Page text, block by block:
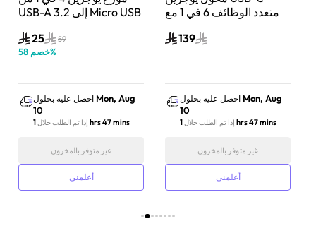
USB-A 3.2 إلى Micro USB
50985
25 59
خصم 58 %
احصل عليه بحلول Mon, Aug
10
إذا تم الطلب خلال 1 hrs 47 mins
غير متوفر بالمخزون
أعلمني
متعدد الوظائف 6 في 1 مع
CM195-70411
139
احصل عليه بحلول Mon, Aug
10
إذا تم الطلب خلال 1 hrs 47 mins
غير متوفر بالمخزون
أعلمني